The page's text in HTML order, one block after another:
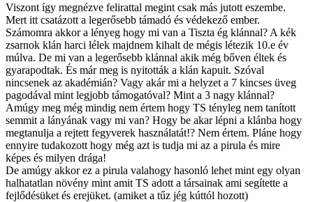
Viszont így megnézve felirattal megint csak más jutott eszembe.
Mert itt csatázott a legerősebb támadó és védekező ember.
Számomra akkor a lényeg hogy mi van a Tiszta ég klánnal? A kék
zsarnok klán harci lélek majdnem kihalt de mégis létezik 10.e év
múlva. De mi van a legerősebb klánnal akik még bőven éltek és
gyarapodtak. És már meg is nyitották a klán kapuit. Szóval
nincsenek az akadémián? Vagy akár mi a helyzet a 7 kincses üveg
pagodával mint legjobb támogatóval? Mint a 3 nagy klánnal?
Amúgy meg még mindig nem értem hogy TS tényleg nem tanított
semmit a lányának vagy mi van? Hogy be akar lépni a klánba hogy
megtanulja a rejtett fegyverek használatát!? Nem értem. Pláne hogy
ennyire tudakozott hogy még azt is tudja mi az a pirula és mire
képes és milyen drága!
De amúgy akkor ez a pirula valahogy hasonló lehet mint egy olyan
halhatatlan növény mint amit TS adott a társainak ami segítette a
fejlődésüket és erejüket. (amiket a tűz jég kúttól hozott)